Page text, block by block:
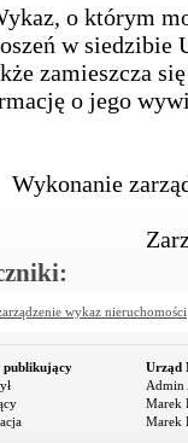
o którym
w
zamieszcza
o jego
Wykonanie
wykaz nieruchomości
publikujący
Urząd
Admin
Marek
Marek